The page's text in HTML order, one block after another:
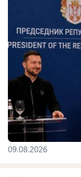
09.08.2026